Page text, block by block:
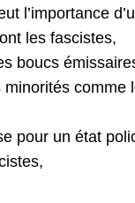
l’importance
les fascistes,
boucs
minorités comme
pour un état